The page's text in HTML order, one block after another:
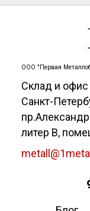
ООО "Первая
Склад и
Санкт-
литер В,